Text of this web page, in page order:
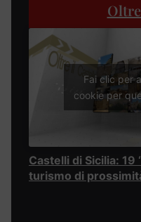
Fai clic per
cookie per
Castelli di Sicilia: 19
turismo di